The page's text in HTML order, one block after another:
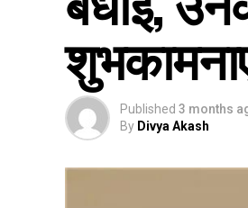
Published 3 months
By Divya Akash